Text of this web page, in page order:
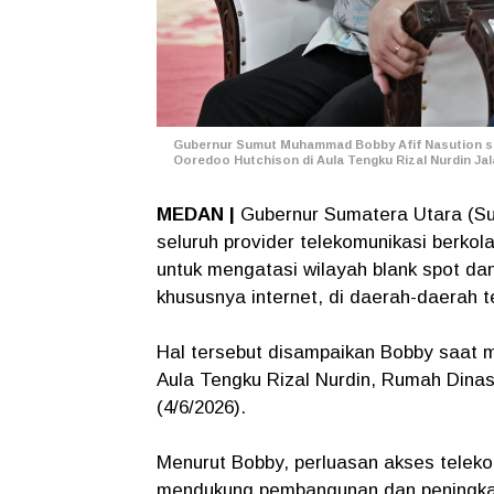
Gubernur Sumut Muhammad Bobby Afif Nasution
Ooredoo Hutchison di Aula Tengku Rizal Nurdin
MEDAN | Gubernur Sumatera Utara
seluruh provider telekomunikasi
untuk mengatasi wilayah blank spot
khususnya internet, di daerah-daerah
Hal tersebut disampaikan Bobby saat
Aula Tengku Rizal Nurdin, Rumah
(4/6/2026).
Menurut Bobby, perluasan akses